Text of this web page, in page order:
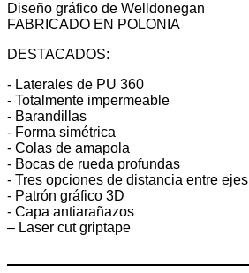
Diseño gráfico de Welldonegan
FABRICADO EN POLONIA
DESTACADOS:
- Laterales de PU 360
- Totalmente impermeable
- Barandillas
- Forma simétrica
- Colas de amapola
- Bocas de rueda profundas
- Tres opciones de distancia entre ejes
- Patrón gráfico 3D
- Capa antiarañazos
– Laser cut griptape